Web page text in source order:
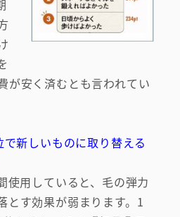
が安く済むとも言われてい
新しいものに取り替える
用していると、毛の弾力
とす効果が弱まります。1